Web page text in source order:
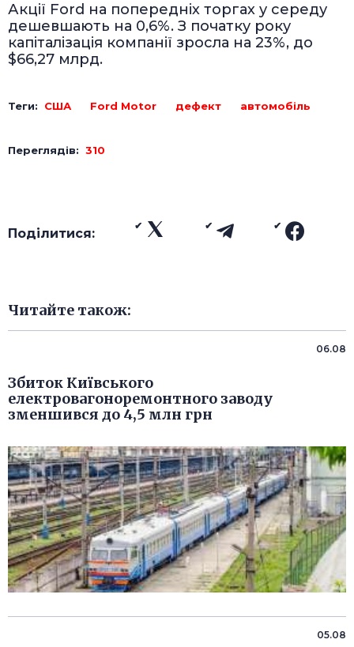
Акції Ford на попередніх торгах у середу
дешевшають на 0,6%. З початку року
капіталізація компанії зросла на 23%, до
$66,27 млрд.
Теги: США Ford Motor дефект автомобіль
Переглядів: 310
Поділитися:
Читайте також:
06.08
Збиток Київського
електровагоноремонтного заводу
зменшився до 4,5 млн грн
05.08